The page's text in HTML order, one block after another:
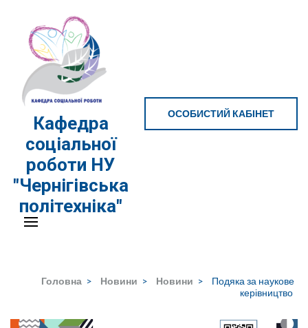
вмісту
(натисніть
Enter)
Кафедра
соціальної
роботи НУ
"Чернігівська
політехніка"
ОСОБИСТИЙ КАБІНЕТ
Головна > Новини > Новини >
Подяка за наукове
керівництво